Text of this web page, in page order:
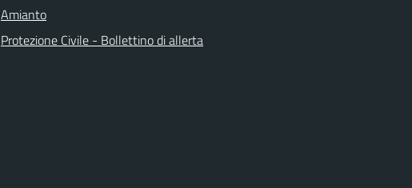
Amianto
Protezione Civile - Bollettino di allerta